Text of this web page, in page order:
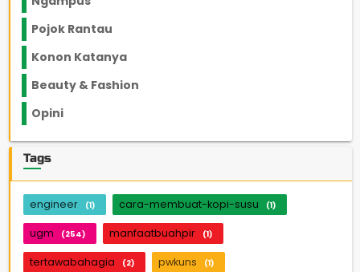
Pojok Rantau
Konon Katanya
Beauty & Fashion
Opini
Tags
engineer (1) cara-membuat-kopi-susu (1)
ugm (254) manfaatbuahpir (1)
tertawabahagia (2) pwkuns (1)